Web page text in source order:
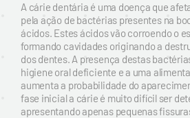
A cárie dentária é uma doença que
pela ação de bactérias presentes na
ácidos. Estes ácidos vão corroendo o
formando cavidades originando a
dos dentes. A presença destas
higiene oral deficiente e a uma
aumenta a probabilidade do
fase inicial a cárie é muito difícil ser
apresentando apenas pequenas